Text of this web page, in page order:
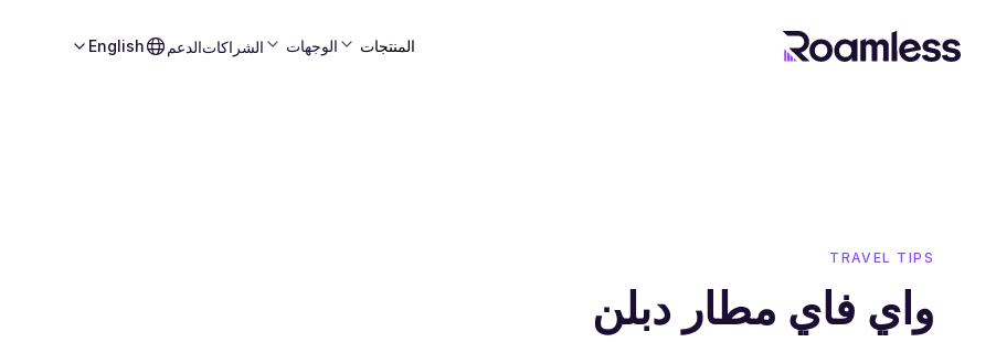
المنتجات الوجهات الشراكاتالدعم English
TRAVEL TIPS
واي فاي مطار دبلن